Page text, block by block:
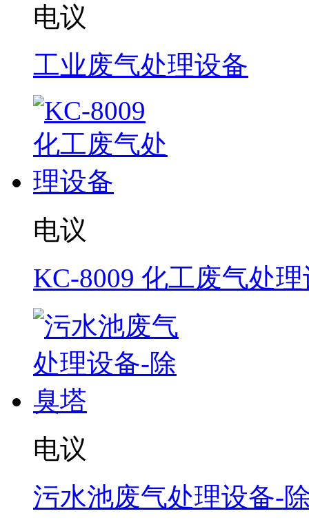
电议
工业废气处理设备
电议
KC-8009 化工废气处
电议
污水池废气处理设备-